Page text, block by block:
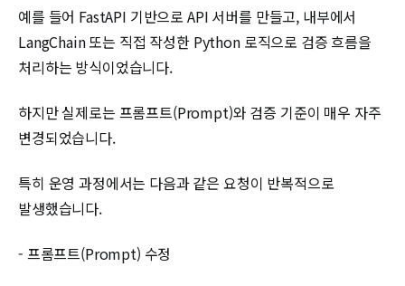
예를 들어 FastAPI 기반으로 API 서버를 만들고, 내부에서
LangChain 또는 직접 작성한 Python 로직으로 검증 흐름을
처리하는 방식이었습니다.
하지만 실제로는 프롬프트(Prompt)와 검증 기준이 매우 자주
변경되었습니다.
특히 운영 과정에서는 다음과 같은 요청이 반복적으로
발생했습니다.
- 프롬프트(Prompt) 수정